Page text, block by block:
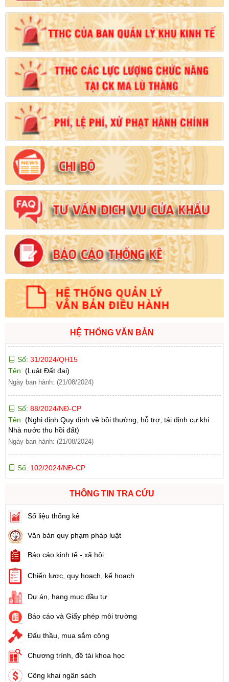
HỆ THỐNG VĂN BẢN
Số: 102/2024/NĐ-CP
Tên:(Nghị định Quy định chi tiết thi hành một số điều của Luật
Đất đai)
Ngày ban hành: (21/08/2024)
Số:103/2024/NĐ-CP
Tên:(Nghị định Quy định về tiền sử dụng đất, tiền thuê đất)
Ngày ban hành: (21/08/2024)
Số:1731/KH-UBND
Tên:(Kế hoạch triển khai thi hành Luật Đất đai năm 2024)
Ngày ban hành: (21/08/2024)
Số:71/2024/NĐ-CP
Tên:(Nghị định Quy định về giá đất)
Ngày ban hành: (21/08/2024)
31/2024/QH15
Số:
88/2024/NĐ-CP
Tên:
(Nghị định Quy định về bồi thường, hỗ trợ, tái định cư khi
Nhà nước thu hồi đất)
Ngày ban hành: (21/08/2024)
102/2024/NĐ-CP
Tên:
(Nghị định Quy định chi tiết thi hành một số điều của Luật
Đất đai)
Ngày ban hành: (21/08/2024)
103/2024/NĐ-CP
Ngày ban hành: (21/08/2024)
Số:
Tên:
(Kế hoạch triển khai thi hành Luật Đất đai năm 2024)
Ngày ban hành: (21/08/2024)
Số:71/2024/NĐ-CP
Tên:
Ngày ban hành: (21/08/2024)
Số:
Tên:
(Luật Đất đai)
Ngày ban hành: (21/08/2024)
THÔNG TIN TRA CỨU
Số liệu thống kê
Văn bản quy phạm pháp luật
Báo cáo kinh tế - xã hội
Chiến lược, quy hoạch, kế hoạch
Dự án, hạng mục đầu tư
Báo cáo và Giấy phép môi trường
Đấu thầu, mua sắm công
Chương trình, đề tài khoa học
Công khai ngân sách